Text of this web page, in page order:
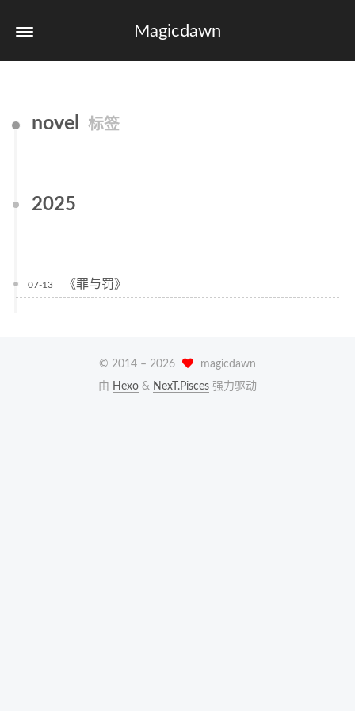
Magicdawn
novel 标签
2025
07-13 《罪与罚》
© 2014 – 2026
magicdawn
由 Hexo & NexT.Pisces 强力驱动